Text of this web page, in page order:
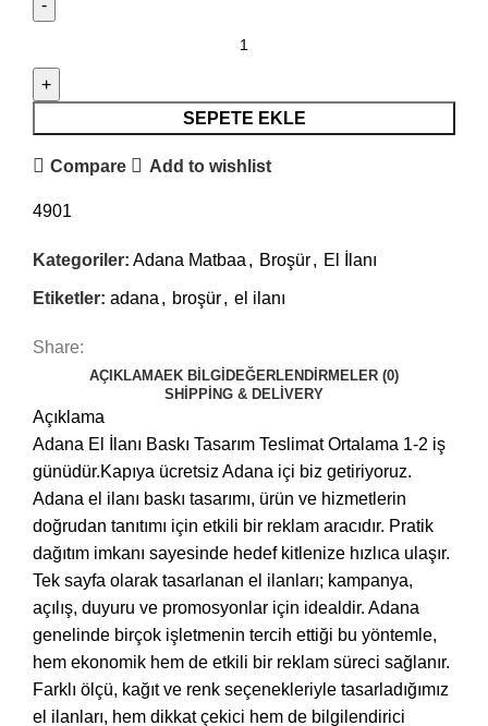
SEPETE EKLE
Compare Add to wishlist
4901
Kategoriler: Adana Matbaa , Broşür, El İlanı
Etiketler: adana , broşür, el ilanı
Share:
AÇIKLAMAEK BILGI DEĞERLENDIRMELER (0)
SHIPPING & DELIVERY
Açıklama
Adana El İlanı Baskı Tasarım Teslimat Ortalama 1-2 iş
günüdür.Kapıya ücretsiz Adana içi biz getiriyoruz.
Adana el ilanı baskı tasarımı, ürün ve hizmetlerin
doğrudan tanıtımı için etkili bir reklam aracıdır. Pratik
dağıtım imkanı sayesinde hedef kitlenize hızlıca ulaşır.
Tek sayfa olarak tasarlanan el ilanları; kampanya,
açılış, duyuru ve promosyonlar için idealdir. Adana
genelinde birçok işletmenin tercih ettiği bu yöntemle,
hem ekonomik hem de etkili bir reklam süreci sağlanır.
Farklı ölçü, kağıt ve renk seçenekleriyle tasarladığımız
el ilanları, hem dikkat çekici hem de bilgilendirici